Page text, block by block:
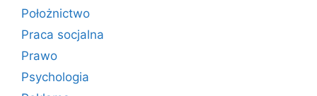
Położnictwo
Praca socjalna
Prawo
Psychologia